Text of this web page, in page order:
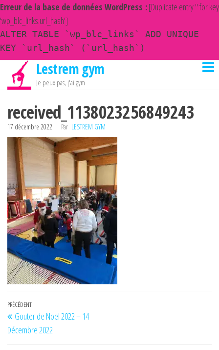
Erreur de la base de données WordPress :[Duplicate entry '' for key
'wp_blc_links.url_hash']
ALTER TABLE `wp_blc_links` ADD UNIQUE
KEY `url_hash` (`url_hash`)
Passer
contenu
Lestrem gym
Je peux pas, j'ai gym
received_1138023256849243
17 décembre 2022 Par LESTREM GYM
Navigation
de
l’article
Article
précédent
PRÉCÉDENT
Gouter de Noel 2022 – 14
Décembre 2022